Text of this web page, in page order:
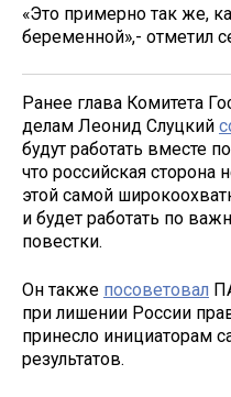
«Это примерно так же,
беременной»,- отметил
Ранее глава Комитета
делам Леонид Слуцкий
будут работать вместе
что российская сторона
этой самой
и будет работать по
повестки.
Он также посоветовал
при лишении России
принесло инициаторам
результатов.